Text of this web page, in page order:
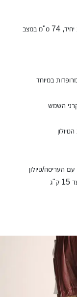
» עוברת בכל דלת – רוחב העגלה 60 ס"מ במצב יחיד, 74 ס"מ במצב
השמש
העריסה/טיולון